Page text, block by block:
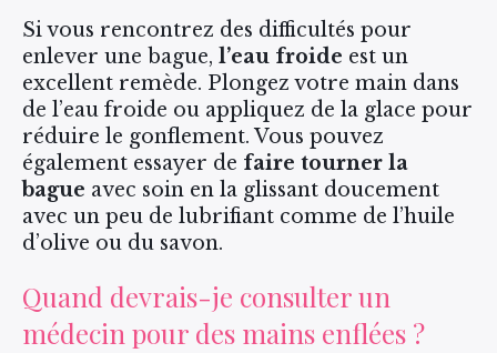
Si vous rencontrez des difficultés pour
enlever une bague, l’eau froide est un
excellent remède. Plongez votre main dans
de l’eau froide ou appliquez de la glace pour
réduire le gonflement. Vous pouvez
également essayer de faire tourner la
bague avec soin en la glissant doucement
avec un peu de lubrifiant comme de l’huile
d’olive ou du savon.
Quand devrais-je consulter un
médecin pour des mains enflées ?